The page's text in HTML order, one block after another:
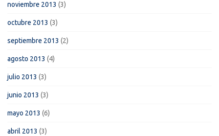
noviembre 2013 (3)
octubre 2013 (3)
septiembre 2013 (2)
agosto 2013 (4)
julio 2013 (3)
junio 2013 (3)
mayo 2013 (6)
abril 2013 (3)